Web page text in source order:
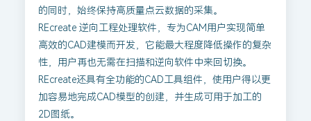
的同时，始终保持高质量点云数据的采集。
REcreate 逆向工程处理软件，专为CAM用户实现简单
高效的CAD建模而开发，它能最大程度降低操作的复杂
性，用户再也无需在扫描和逆向软件中来回切换。
REcreate还具有全功能的CAD工具组件，使用户得以更
加容易地完成CAD模型的创建，并生成可用于加工的
2D图纸。